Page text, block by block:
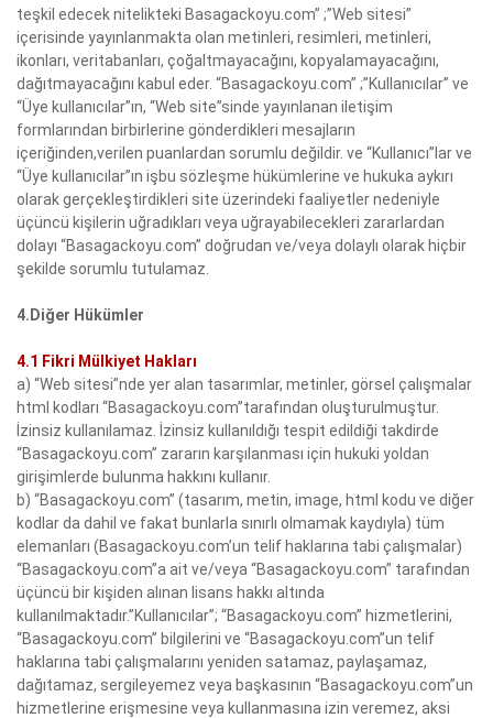
teşkil edecek nitelikteki Basagackoyu.com” ;”Web sitesi”
içerisinde yayınlanmakta olan metinleri, resimleri, metinleri,
ikonları, veritabanları, çoğaltmayacağını, kopyalamayacağını,
dağıtmayacağını kabul eder. “Basagackoyu.com” ;”Kullanıcılar” ve
“Üye kullanıcılar”ın, “Web site”sinde yayınlanan iletişim
formlarından birbirlerine gönderdikleri mesajların
içeriğinden,verilen puanlardan sorumlu değildir. ve “Kullanıcı”lar ve
“Üye kullanıcılar”ın işbu sözleşme hükümlerine ve hukuka aykırı
olarak gerçekleştirdikleri site üzerindeki faaliyetler nedeniyle
üçüncü kişilerin uğradıkları veya uğrayabilecekleri zararlardan
dolayı “Basagackoyu.com” doğrudan ve/veya dolaylı olarak hiçbir
şekilde sorumlu tutulamaz.
4.Diğer Hükümler
4.1 Fikri Mülkiyet Hakları
a) “Web sitesi”nde yer alan tasarımlar, metinler, görsel çalışmalar
html kodları “Basagackoyu.com”tarafından oluşturulmuştur.
İzinsiz kullanılamaz. İzinsiz kullanıldığı tespit edildiği takdirde
“Basagackoyu.com” zararın karşılanması için hukuki yoldan
girişimlerde bulunma hakkını kullanır.
b) “Basagackoyu.com” (tasarım, metin, image, html kodu ve diğer
kodlar da dahil ve fakat bunlarla sınırlı olmamak kaydıyla) tüm
elemanları (Basagackoyu.com’un telif haklarına tabi çalışmalar)
“Basagackoyu.com”a ait ve/veya “Basagackoyu.com” tarafından
üçüncü bir kişiden alınan lisans hakkı altında
kullanılmaktadır.”Kullanıcılar”; “Basagackoyu.com” hizmetlerini,
“Basagackoyu.com” bilgilerini ve “Basagackoyu.com”un telif
haklarına tabi çalışmalarını yeniden satamaz, paylaşamaz,
dağıtamaz, sergileyemez veya başkasının “Basagackoyu.com”un
hizmetlerine erişmesine veya kullanmasına izin veremez, aksi